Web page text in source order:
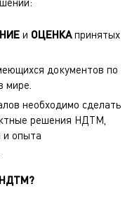
и ОЦЕНКАпринятых
документов по
мире.
необходимо сделать
решения НДТМ,
и опыта
НДТМ?